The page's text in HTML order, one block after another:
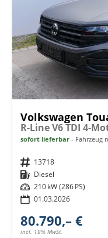
Volkswagen
sofort lieferbar Fahrzeug
Fahrzeugnr. 13718
Kraftstoff Diesel
Leistung 210 kW (286 PS)
01.03.2026
80.790,– €
incl. 19% MwSt.